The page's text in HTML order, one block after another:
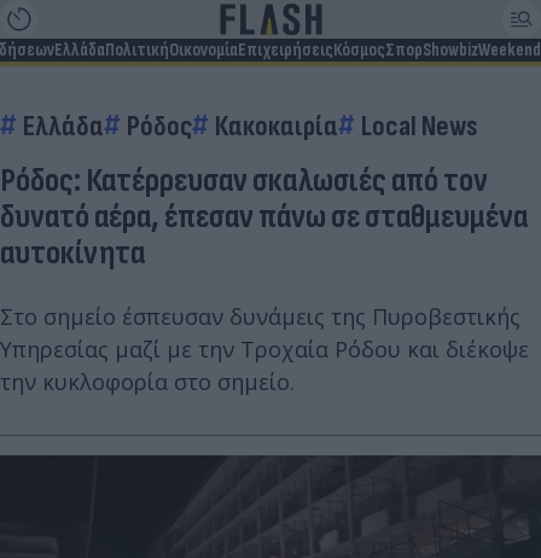
ΕλλάδαΠολιτικήΟικονομίαΕπιχειρήσειςΚόσμοςΣπορShowbizWeekend
Ελλάδα Ρόδος Κακοκαιρία Local News
Ρόδος: Κατέρρευσαν σκαλωσιές από τον
δυνατό αέρα, έπεσαν πάνω σε σταθμευμένα
αυτοκίνητα
Στο σημείο έσπευσαν δυνάμεις της Πυροβεστικής
Υπηρεσίας μαζί με την Τροχαία Ρόδου και διέκοψε
την κυκλοφορία στο σημείο.